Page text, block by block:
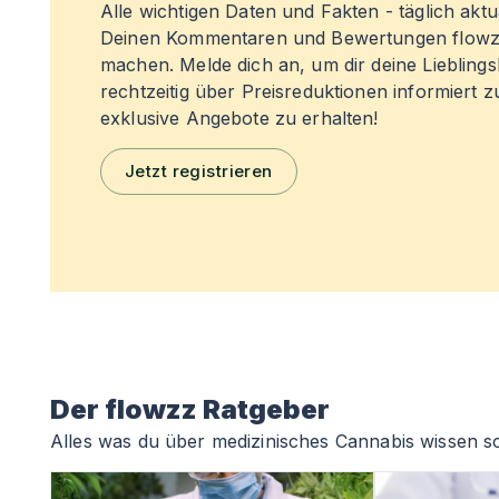
Alle wichtigen Daten und Fakten - täglich
Deinen Kommentaren und Bewertungen
machen. Melde dich an, um dir deine
rechtzeitig über Preisreduktionen informiert
exklusive Angebote zu erhalten!
Jetzt registrieren
Der flowzz Ratgeber
Alles was du über medizinisches Cannabis wissen